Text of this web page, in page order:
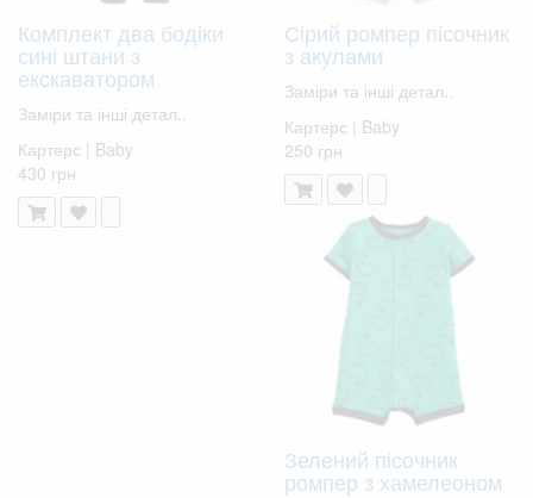
Комплект два бодіки
сині штани з
екскаватором
Заміри та інші детал..
Картерс | Baby
430 грн
Сірий ромпер пісочник
з акулами
Заміри та інші детал..
Картерс | Baby
250 грн
Зелений пісочник
ромпер з хамелеоном